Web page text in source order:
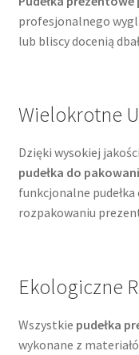
profesjonalnego
lub bliscy docenią
Wielokrotne
Dzięki wysokiej
pudełka do
funkcjonalne
rozpakowaniu
Ekologiczne
Wszystkie pudełka
wykonane z